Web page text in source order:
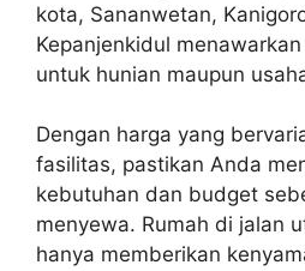
kota, Sananwetan,
Kepanjenkidul
untuk hunian maupun
Dengan harga yang
fasilitas, pastikan Anda
kebutuhan dan budget
menyewa. Rumah di jalan
hanya memberikan